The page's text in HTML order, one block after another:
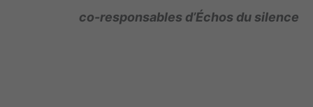
co-responsables d’Échos du silence